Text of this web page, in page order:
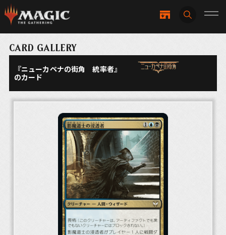
CARD GALLERY
『ニューカペナの街角 統率者』
のカード